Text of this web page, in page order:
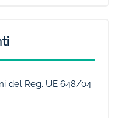
del Reg. UE 648/04